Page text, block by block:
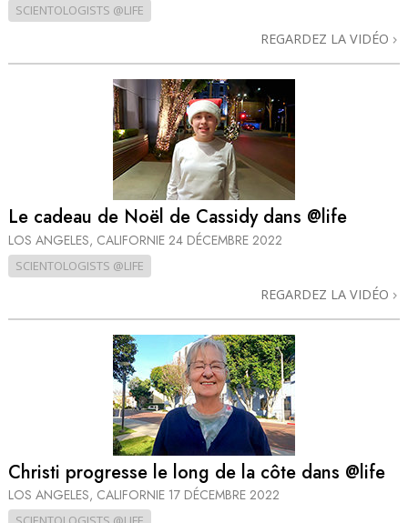
SCIENTOLOGISTS @LIFE
REGARDEZ LA VIDÉO
Le cadeau de Noël de Cassidy dans @life
LOS ANGELES, CALIFORNIE 24 DÉCEMBRE 2022
SCIENTOLOGISTS @LIFE
REGARDEZ LA VIDÉO
Christi progresse le long de la côte dans @life
LOS ANGELES, CALIFORNIE 17 DÉCEMBRE 2022